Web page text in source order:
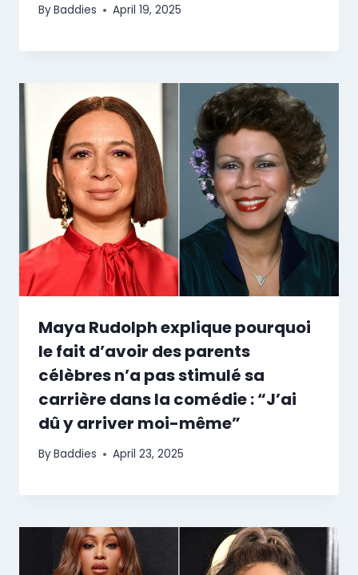
ByBaddies April 19, 2025
Maya Rudolph explique pourquoi
le fait d’avoir des parents
célèbres n’a pas stimulé sa
carrière dans la comédie : “J’ai
dû y arriver moi-même”
ByBaddies April 23, 2025